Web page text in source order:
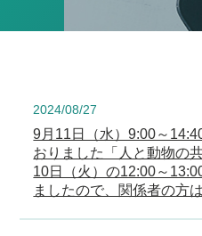
2024/08/27
9月11日（水）9:00～
おりました「人と動物の
10日（火）の12:00～
ましたので、関係者の方